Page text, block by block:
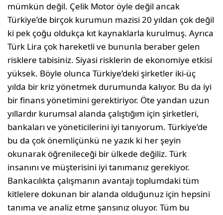
mümkün değil. Çelik Motor öyle değil ancak
Türkiye’de birçok kurumun mazisi 20 yıldan çok değil
ki pek çoğu ol­dukça kıt kaynaklarla kurulmuş. Ayrıca
Türk Lira çok hareketli ve bununla bera­ber gelen
risklere tabisiniz. Siyasi risklerin de ekonomiye etkisi
yüksek. Böyle olunca Türkiye’deki şirketler iki-üç
yılda bir kriz yönetmek durumunda kalıyor. Bu da iyi
bir finans yönetimini gerektiriyor. Öte yandan uzun
yıllardır kurumsal alanda çalıştığım için şirketleri,
bankaları ve yöneticilerini iyi tanıyorum. Türkiye’de
bu da çok önemliçünkü ne yazık ki her şeyin
okunarak öğrenileceği bir ülkede de­ğiliz. Türk
insanını ve müşterisini iyi tanımanız gerekiyor.
Banka­cılıkta çalışmanın avantajı toplumdaki tüm
kitlelere dokunan bir alanda olduğunuz için hepsini
tanıma ve analiz etme şansınız olu­yor. Tüm bu